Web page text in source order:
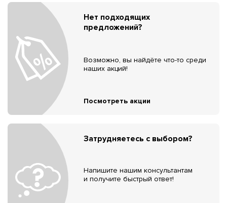
Нет подходящих
предложений?
Возможно, вы найдёте что-то среди
наших акций!
Посмотреть акции
Затрудняетесь с выбором?
Напишите нашим консультантам
и получите быстрый ответ!